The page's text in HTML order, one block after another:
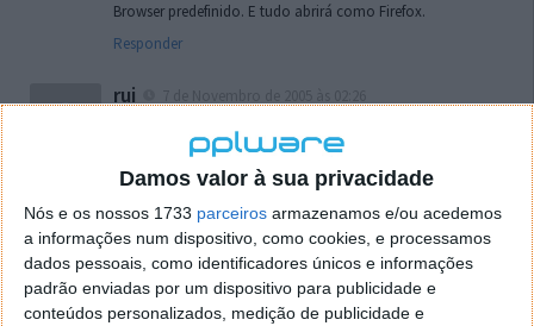
Damos valor à sua privacidade
Nós e os nossos 1733 parceiros armazenamos e/ou acedemos
a informações num dispositivo, como cookies, e processamos
dados pessoais, como identificadores únicos e informações
padrão enviadas por um dispositivo para publicidade e
conteúdos personalizados, medição de publicidade e
Browser predefinido. E tudo abrirá como Firefox.
Responder
rui
localizaçao referida n se encontra la nada k me permita por
o firefox como browser predefenido
Ja percorri o painel
tentei apagar o explorer na tentativa de forçar o uso do
firefox mas em vao. Kaso te lembres de outra dica fico
agradecido, caso contrario obrigado a mesma
Responder